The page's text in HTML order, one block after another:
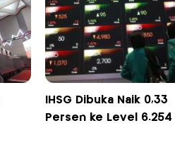
IHSG Dibuka Naik 0,33
Persen ke Level 6.254